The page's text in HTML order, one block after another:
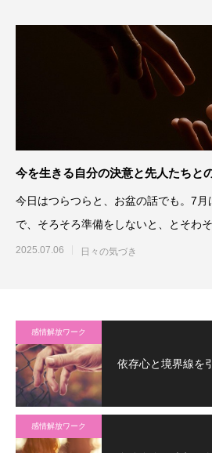
今を生きる自分の決意と先人たちと
今日はつらつらと、お盆の話でも。7
で、そろそろ準備をしないと、とそわ
くなって初めて
2025.07.06 日々の気づき
感情解放ワーク
依存心と境界線を
感情解放ワーク